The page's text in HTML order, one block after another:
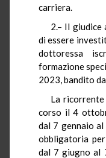
carriera.
2.– Il giudice
di essere
dottoressa
formazione
2023, bandito
La
corso il 4
dal 7 gennaio
obbligatoria per
dal 7 giugno al